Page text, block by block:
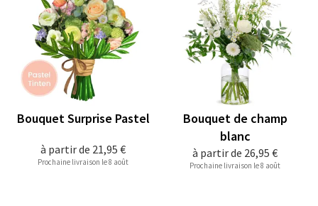
à partir de 21,95 €
Bouquet Surprise Pastel
Prochaine livraison le 8 août
à partir de 26,95 €
Bouquet de champ
blanc
Prochaine livraison le 8 août